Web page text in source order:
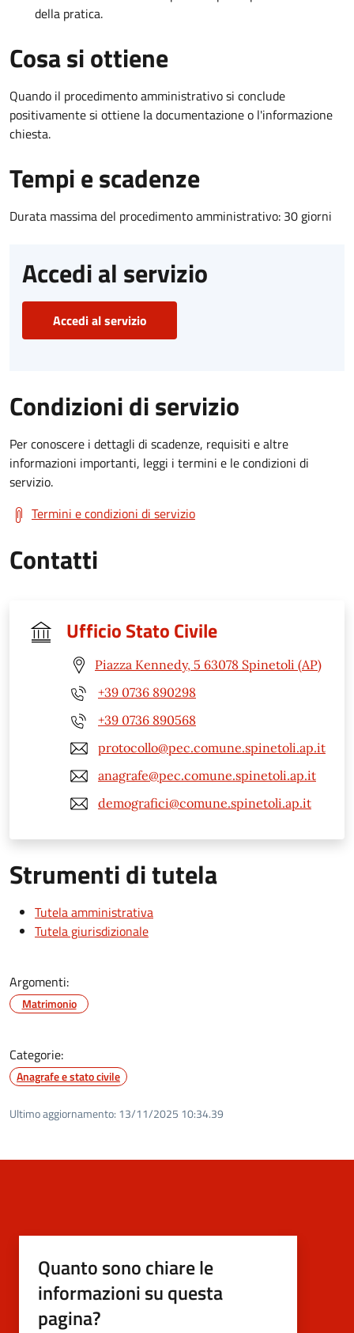
della pratica.
Cosa si ottiene
Quando il procedimento amministrativo si conclude
positivamente si ottiene la documentazione o l'informazione
chiesta.
Tempi e scadenze
Durata massima del procedimento amministrativo: 30 giorni
Accedi al servizio
Accedi al servizio
Condizioni di servizio
Per conoscere i dettagli di scadenze, requisiti e altre
informazioni importanti, leggi i termini e le condizioni di
servizio.
Termini e condizioni di servizio
Contatti
Ufficio Stato Civile
Piazza Kennedy, 5 63078 Spinetoli (AP)
+39 0736 890298
+39 0736 890568
protocollo@pec.comune.spinetoli.ap.it
anagrafe@pec.comune.spinetoli.ap.it
demografici@comune.spinetoli.ap.it
Strumenti di tutela
Tutela amministrativa
Tutela giurisdizionale
Argomenti:
Matrimonio
Categorie:
Anagrafe e stato civile
Ultimo aggiornamento: 13/11/2025 10:34.39
Quanto sono chiare le
informazioni su questa
pagina?